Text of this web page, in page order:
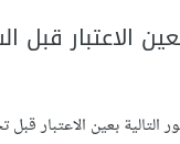
الاعتبار قبل
بعين الاعتبار قبل